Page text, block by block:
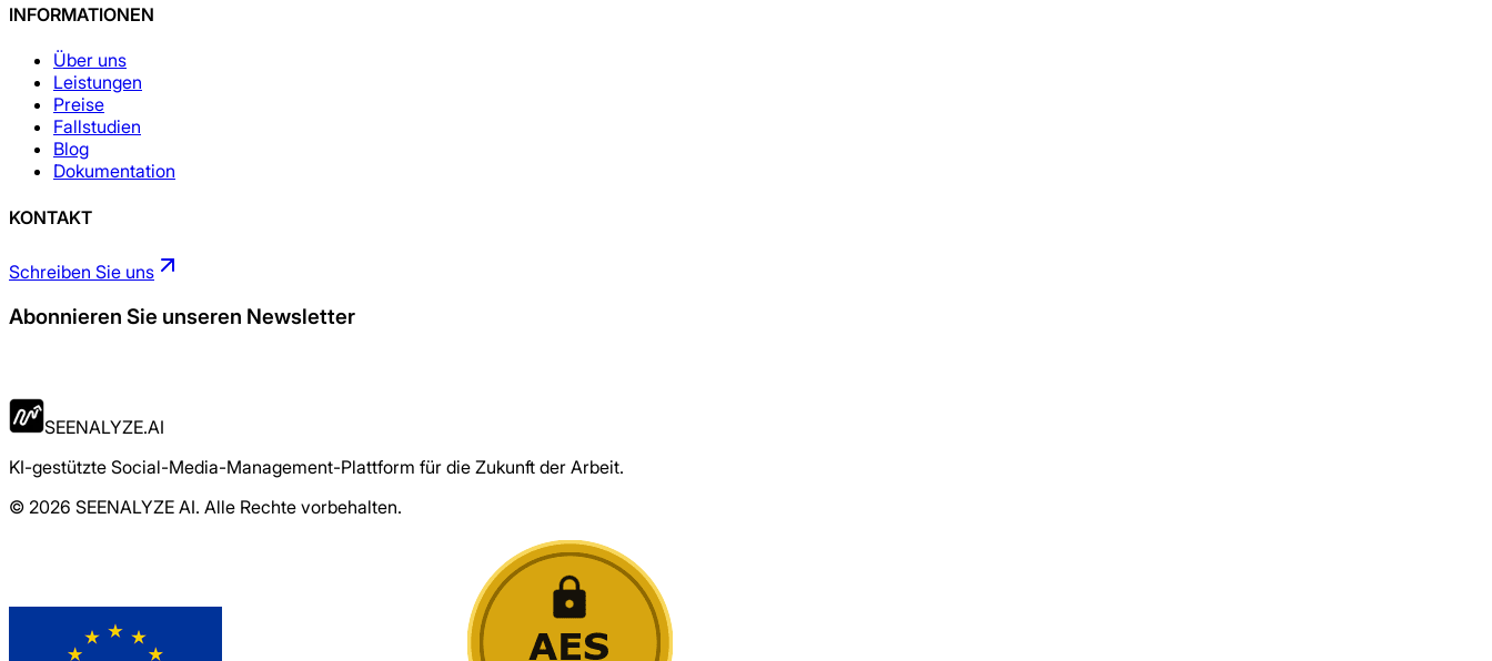
INFORMATIONEN
Über uns
Leistungen
Preise
Fallstudien
Blog
Dokumentation
KONTAKT
Schreiben Sie uns
Abonnieren Sie unseren Newsletter
SEENALYZE.AI
KI-gestützte Social-Media-Management-Plattform für die Zukunft der Arbeit.
© 2026 SEENALYZE AI. Alle Rechte vorbehalten.